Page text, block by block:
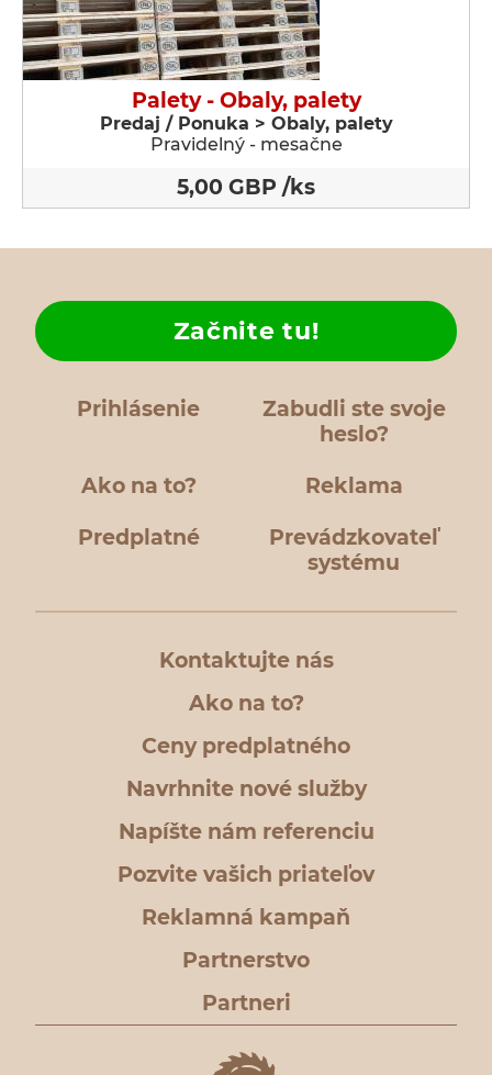
Palety - Obaly, palety
Predaj / Ponuka > Obaly, palety
Pravidelný - mesačne
5,00 GBP /ks
Prihlásenie
Zabudli ste svoje
heslo?
Ako na to?
Začnite tu!
Reklama
Predplatné
Prevádzkovateľ
systému
Kontaktujte nás
Ako na to?
Ceny predplatného
Navrhnite nové služby
Napíšte nám referenciu
Pozvite vašich priateľov
Reklamná kampaň
Partnerstvo
Partneri